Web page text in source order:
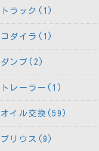
トラック(1)
コダイラ(1)
ダンプ(2)
トレーラー(1)
オイル交換(59)
プリウス(9)